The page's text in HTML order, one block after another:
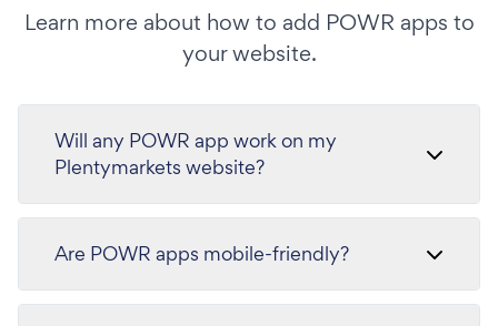
Learn more about how to add POWR apps to
your website.
Will any POWR app work on my
Plentymarkets website?
Are POWR apps mobile-friendly?